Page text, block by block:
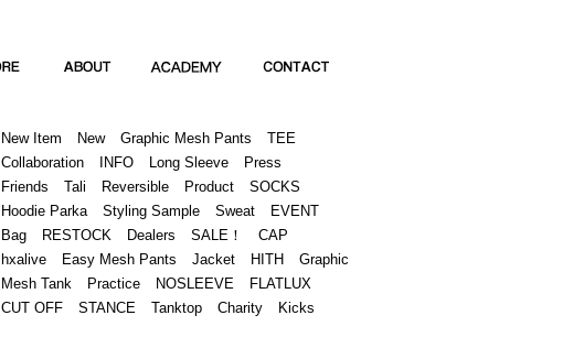
New Item New Graphic Mesh Pants
TEE
Collaboration
INFO Long Sleeve
Press
Friends
Tali Reversible Product
SOCKS
Hoodie Parka
Styling Sample Sweat
EVENT
Bag
RESTOCK Dealers SALE！
CAP
hxalive
Easy Mesh Pants Jacket HITH
Graphic
Mesh Tank
Practice NOSLEEVE
FLATLUX
CUT OFF
STANCE Tanktop Charity Kicks